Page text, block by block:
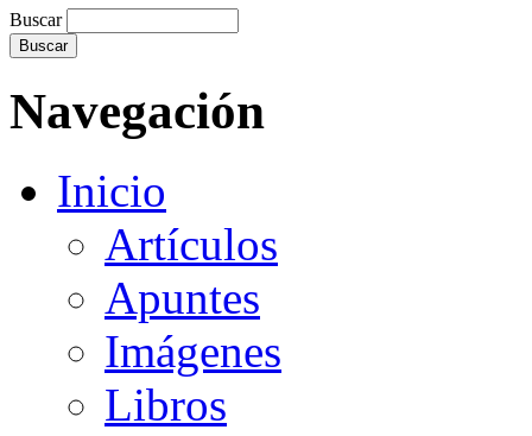
Buscar
Navegación
Inicio
Artículos
Apuntes
Imágenes
Libros